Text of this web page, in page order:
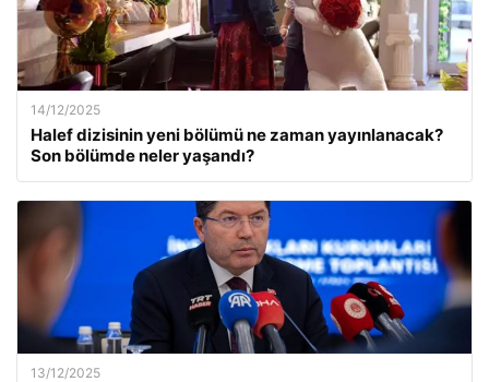
14/12/2025
Halef dizisinin yeni bölümü ne zaman yayınlanacak?
Son bölümde neler yaşandı?
13/12/2025